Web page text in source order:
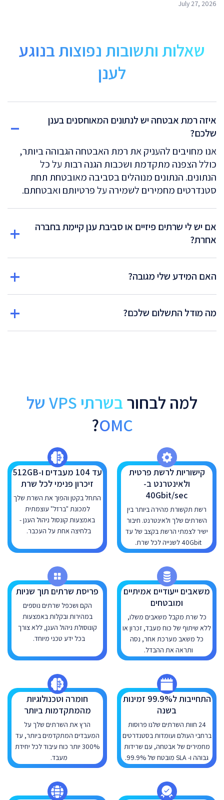
July 27, 2026
שאלות ותשובות נפוצות בנוגע
לענן
איזה רמת אבטחה יש לנתונים המאוחסנים בענן
שלכם?
אנו מחויבים להעניק את רמת האבטחה הגבוהה ביותר,
כולל הצפנה מתקדמת ושכבות הגנה רבות על כל
הנתונים. הנתונים מנוהלים בסביבה מאובטחת תחת
סטנדרטים מחמירים לשמירה על פרטיותם ואבטחתם.
אם יש לי שרתים פיזיים או סביבת ענן קיימת בחברה
אחרת?
האם המידע שלי מגובה?
מה מודל התשלום שלכם?
למה לבחור
בשרתי VPS של
OMC
?
קישוריות לרשת פרטית
ולאינטרנט ב-
40Gbit/sec
רשת תקשורת מהירה ביותר בין
השרתים שלך ולאינטרנט. חיבור
ישיר לצמתי הרשת בקצב של עד
40Gbit לשנייה לכל שרת.
עד 104 מעבדים ו-512GB
זיכרון פנימי לכל שרת
התחל בקטן והפוך את השרת שלך
למכונת "ברזל" עוצמתית
באמצעות קונסול ניהול הענן -
בלחיצה אחת על העכבר.
משאבים ייעודיים אמיתיים
ומובטחים
כל שרת מקבל משאבים משלו,
ללא שיתוף של כוח מעבד, זכרון או
כל משאב מערכת אחר, נסה
ותראה את ההבדל.
פריסת שרתים תוך שניות
הקם ושכפל שרתים נוספים
במהירות ובקלות באמצעות
קונוסולת ניהול הענן, ללא צורך
בכל ידע טכני מיוחד.
התחייבות ל99.9% זמינות
בשנה
24 חוות השרתים שלנו פרוסות
ברחבי העולם ועומדות בסטנדרטים
מחמירים של אבטחה, עם שרידות
גבוהה ו- SLA מובטח של 99.9%.
חומרה וטכנולוגיות
מהמתקדמות ביותר
הרץ את השרתים שלך על
המעבדים המתקדמים ביותר, עד
300% יותר כוח עיבוד לכל יחידת
מעבד.